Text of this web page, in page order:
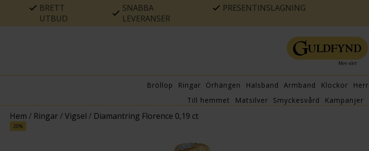
BRETT
UTBUD
SNABBA
LEVERANSER
PRESENTINSLAGNING
Bröllop Ringar Örhängen Halsband Armband Klockor Herr
Till hemmet
Matsilver Smyckesvård Kampanjer
Hem / Ringar/Vigsel / Diamantring Florence 0,19 ct
20%